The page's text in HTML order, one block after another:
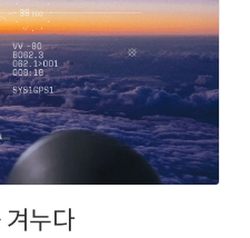
겨누다